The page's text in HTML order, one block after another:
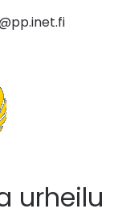
urheilu